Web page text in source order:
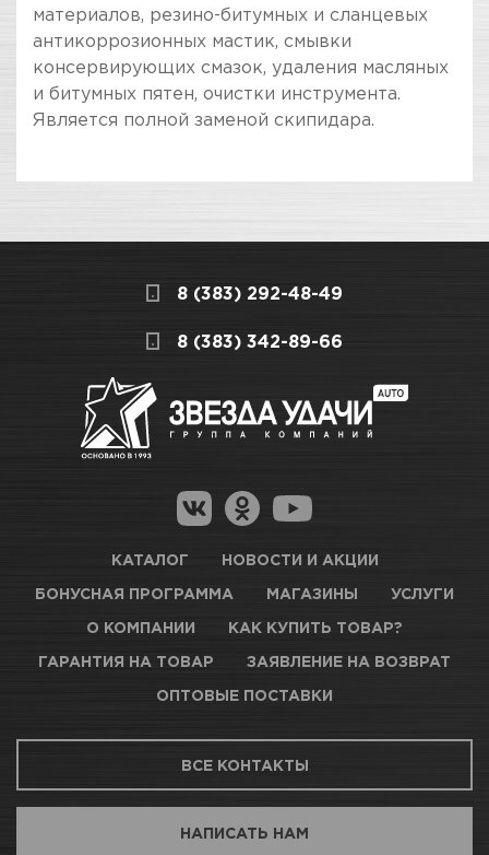
материалов, резино-битумных и сланцевых
антикоррозионных мастик, смывки
консервирующих смазок, удаления масляных
и битумных пятен, очистки инструмента.
Является полной заменой скипидара.
Вес / Размер / Объем 1 л
СКЛАДСКОЙ КОМПЛЕКС
Много
Новосибирск, Петухова, 27/3
КАРТА ПРОЕЗДА И КОНТАКТЫ
Новосибирск, Богдана Хмельницкого, 1/1
получение товара максимально комфортными,
поэтому подготовили для Вас самую
Как купить товар?
Гарантия на товар
Магазины для получения товара
Оптовые поставки
8 (383) 292-48-49
8 (383) 342-89-66
КАТАЛОГ НОВОСТИ И АКЦИИ
БОНУСНАЯ ПРОГРАММА МАГАЗИНЫ УСЛУГИ
О КОМПАНИИ КАК КУПИТЬ ТОВАР?
ГАРАНТИЯ НА ТОВАР ЗАЯВЛЕНИЕ НА ВОЗВРАТ
ОПТОВЫЕ ПОСТАВКИ
ВСЕ КОНТАКТЫ
НАПИСАТЬ НАМ